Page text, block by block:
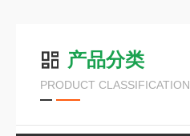
产品分类
PRODUCT CLASSIFICATION